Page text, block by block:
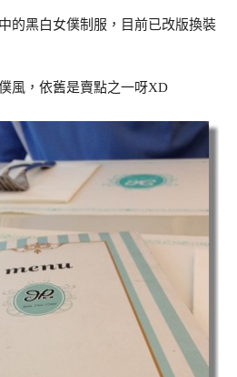
的黑白女僕制服，目前已改版換裝
風，依舊是賣點之一呀XD